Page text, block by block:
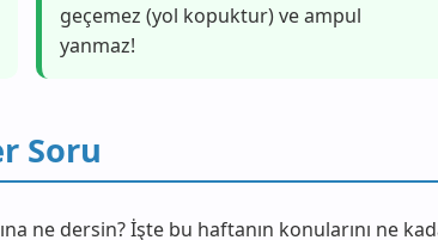
geçemez (yol kopuktur) ve ampul
yanmaz!
Soru
ne dersin? İşte bu haftanın konularını ne